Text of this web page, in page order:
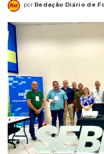
por Redação Diário de